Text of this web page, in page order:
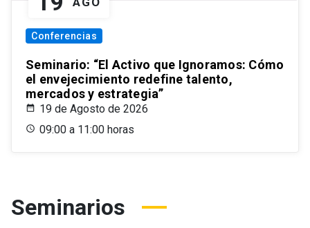
Conferencias
Seminario: “El Activo que Ignoramos: Cómo
el envejecimiento redefine talento,
mercados y estrategia”
19 de Agosto de 2026
09:00 a 11:00 horas
Seminarios